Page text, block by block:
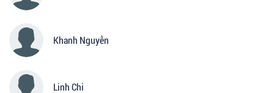
Khanh Nguyễn
Linh Chi